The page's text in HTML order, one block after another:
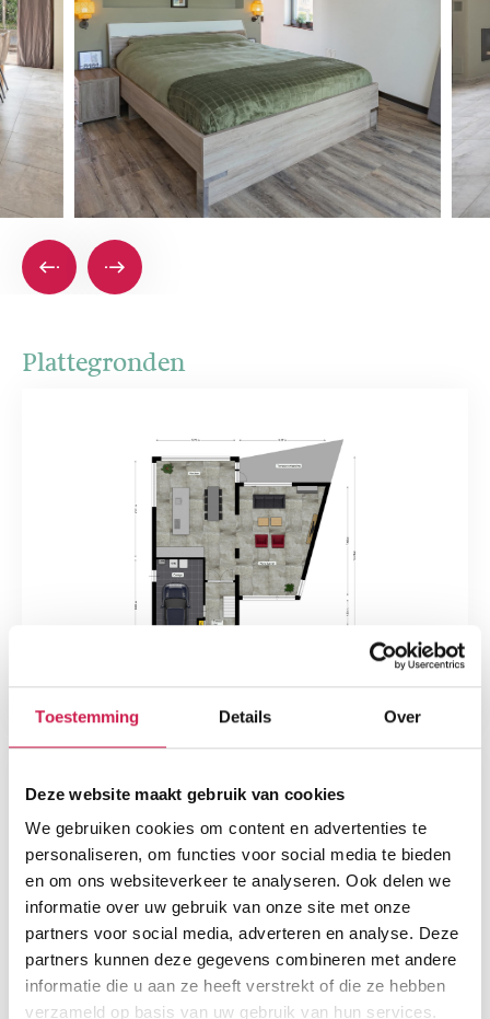
Toestemming Details Over
Deze website maakt gebruik van cookies
We gebruiken cookies om content en advertenties te
personaliseren, om functies voor social media te bieden
en om ons websiteverkeer te analyseren. Ook delen we
informatie over uw gebruik van onze site met onze
partners voor social media, adverteren en analyse. Deze
partners kunnen deze gegevens combineren met andere
informatie die u aan ze heeft verstrekt of die ze hebben
verzameld op basis van uw gebruik van hun services.
Plattegronden